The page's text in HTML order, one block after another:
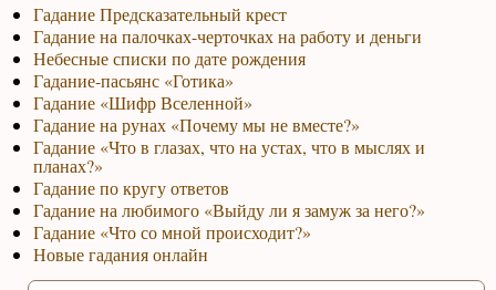
Гадание Предсказательный крест
Гадание на палочках-черточках на работу и деньги
Небесные списки по дате рождения
Гадание-пасьянс «Готика»
Гадание «Шифр Вселенной»
Гадание на рунах «Почему мы не вместе?»
Гадание «Что в глазах, что на устах, что в мыслях и
планах?»
Гадание по кругу ответов
Гадание на любимого «Выйду ли я замуж за него?»
Гадание «Что со мной происходит?»
Новые гадания онлайн